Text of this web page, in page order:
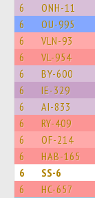
6 ONH-11
6 OU-995
6 VLN-93
6 VL-954
6 BY-600
6 IE-329
6 AI-833
6 RY-409
6 OF-214
6 HAB-165
6 SS-6
6 HC-657